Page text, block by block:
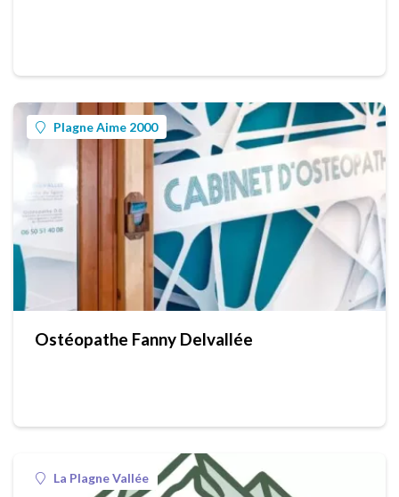
Plagne Aime 2000
Ostéopathe Fanny Delvallée
La Plagne Vallée